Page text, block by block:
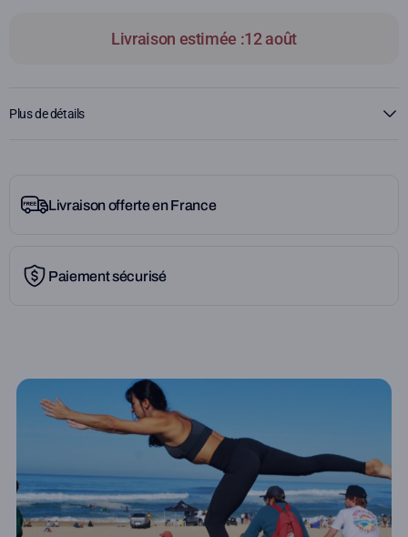
Livraison estimée :12 août
Plus de détails
positions (debout, assis, allongé...).
profonds et son équilibre, renforcer ses articulations... les
de manière optimale. Sa densité, 70k/m3, offre résistance et
longévité. Son format, 101cm x 38,2cm x 15,5cm à été
spécialement étudié pour dégager la surface nécessaire pour
travailler debout, assis, à genoux ou allongé, ni plus, ni moins. La
légèreté du matériau utilisé et ce format réduit à l'essentiel font de
la ToyBoard® un objet utile, agréable et maniable, quel que soit son
utilisation. Sur cette mousse, nous venons enfiler une housse, pour
la rendre plus résistante et aussi pour pouvoir la personnaliser, lui
Livraison offerte en France
Paiement sécurisé